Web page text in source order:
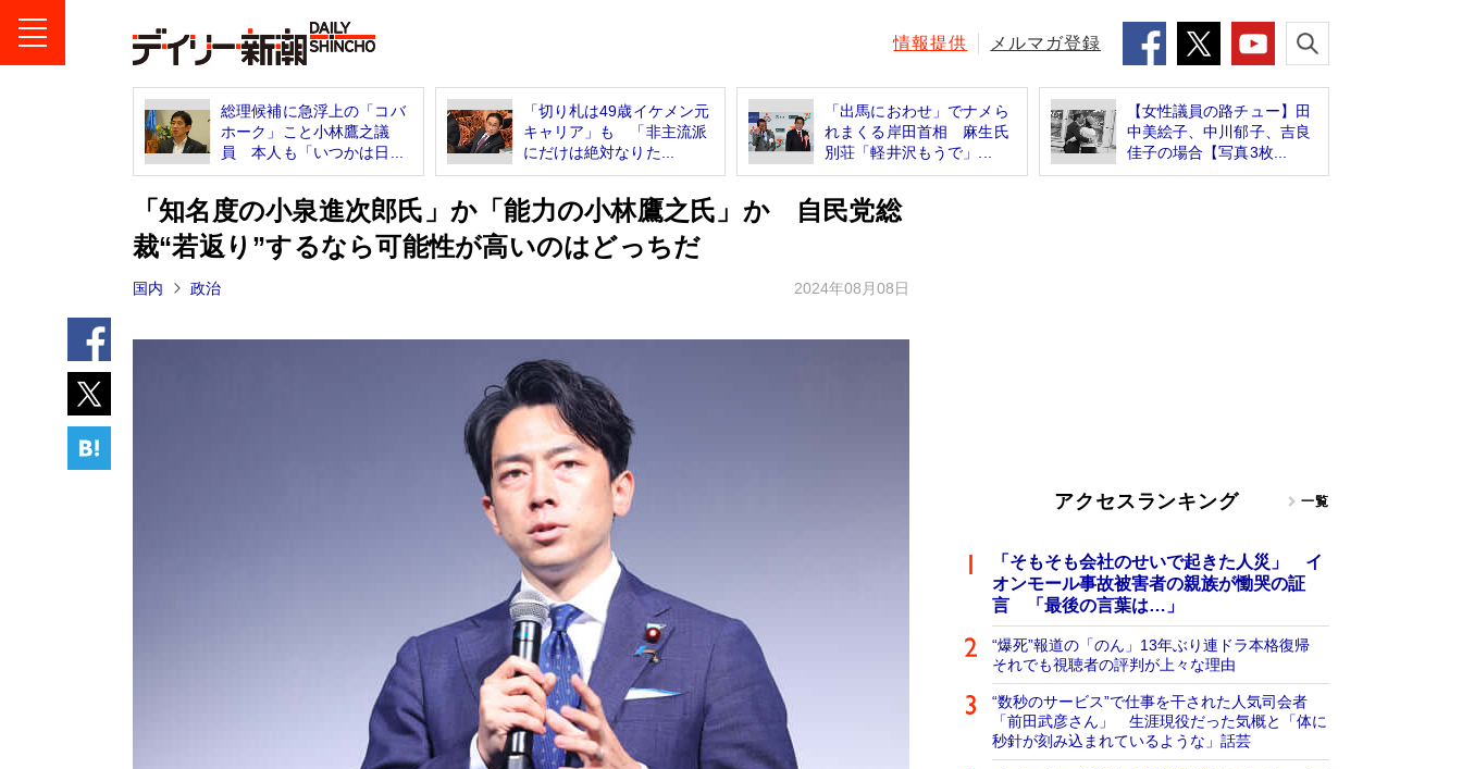
情報提供 メルマガ登録
総理候補に急浮上の「コバ
ホーク」こと小林鷹之議
員 本人も「いつかは日...
「切り札は49歳イケメン元
キャリア」も 「非主流派
にだけは絶対なりた...
「出馬におわせ」でナメら
れまくる岸田首相 麻生氏
別荘「軽井沢もうで」...
【女性議員の路チュー】田
中美絵子、中川郁子、吉良
佳子の場合【写真3枚...
「知名度の小泉進次郎氏」か「能力の小林鷹之氏」か 自民党総
裁“若返り”するなら可能性が高いのはどっちだ
国内 政治 2024年08月08日
アクセスランキング 一覧
「そもそも会社のせいで起きた人災」 イ
オンモール事故被害者の親族が慟哭の証
言 「最後の言葉は…」
“爆死”報道の「のん」13年ぶり連ドラ本格復帰
それでも視聴者の評判が上々な理由
“数秒のサービス”で仕事を干された人気司会者
「前田武彦さん」 生涯現役だった気概と「体に
秒針が刻み込まれているような」話芸